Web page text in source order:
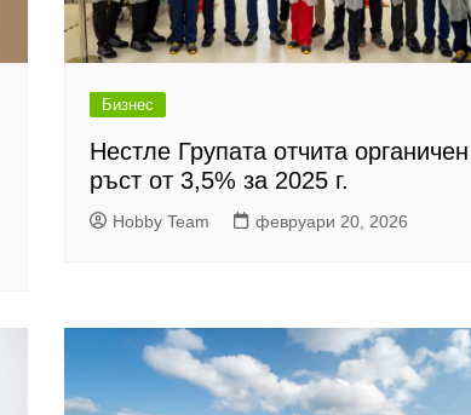
Бизнес
Нестле Групата отчита органичен
ръст от 3,5% за 2025 г.
Hobby Team февруари 20, 2026